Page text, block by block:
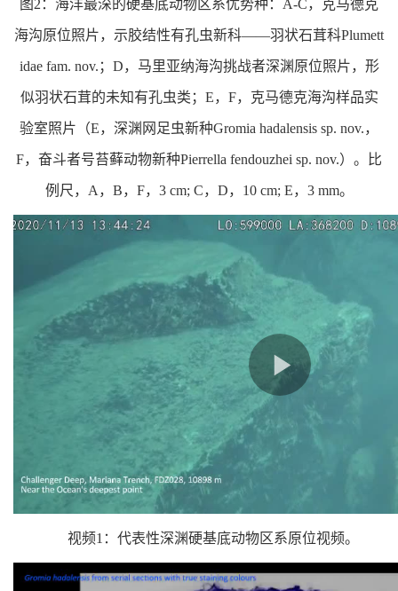
图2：海洋最深的硬基底动物区系优势种：A-C，克马德克
海沟原位照片，示胶结性有孔虫新科——羽状石茸科Plumett
idae fam. nov.；D，马里亚纳海沟挑战者深渊原位照片，形
似羽状石茸的未知有孔虫类；E，F，克马德克海沟样品实
验室照片（E，深渊网足虫新种Gromia hadalensis sp. nov.，
F，奋斗者号苔藓动物新种Pierrella fendouzhei sp. nov.）。比
例尺，A，B，F，3 cm; C，D，10 cm; E，3 mm。
视频1：代表性深渊硬基底动物区系原位视频。